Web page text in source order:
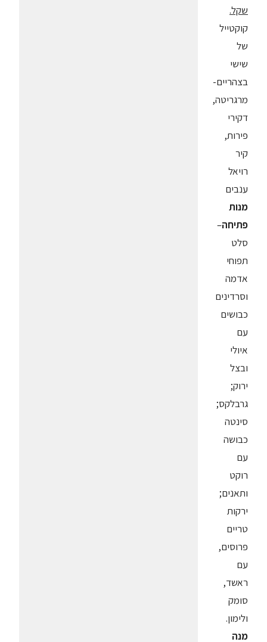
שקל.
קוקטייל
של
שישי
בצהריים-
מרגריטה,
דקירי
פירות,
קיר
רויאל
ענבים
מנות
פתיחה–
סלט
תפוחי
אדמה
וסרדינים
כבושים
עם
איולי
ובצל
ירוק;
גרבלקס;
סינטה
כבושה
עם
רוקט
ותאנים;
ירקות
טריים
פרוסים,
עם
ראשד,
סומק
ולימון.
מנה